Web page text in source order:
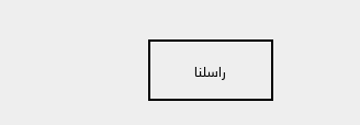
راسلنا